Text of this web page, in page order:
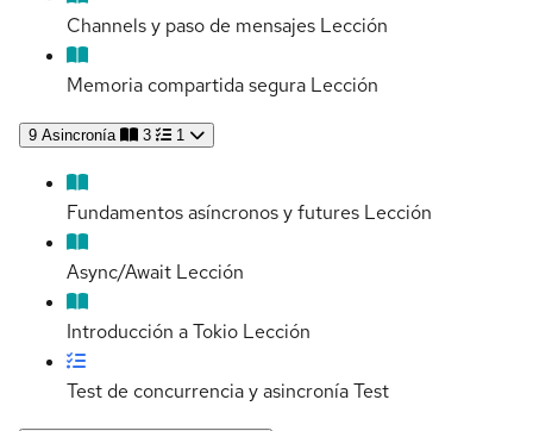
Channels y paso de mensajes Lección
Memoria compartida segura Lección
9 Asincronía 3 1
Fundamentos asíncronos y futures Lección
Async/Await Lección
Introducción a Tokio Lección
Test de concurrencia y asincroníaTest